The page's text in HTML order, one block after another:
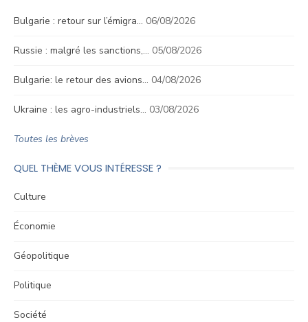
Bulgarie : retour sur l’émigra… 06/08/2026
Russie : malgré les sanctions,… 05/08/2026
Bulgarie: le retour des avions… 04/08/2026
Ukraine : les agro-industriels… 03/08/2026
Toutes les brèves
QUEL THÈME VOUS INTÉRESSE ?
Culture
Économie
Géopolitique
Politique
Société